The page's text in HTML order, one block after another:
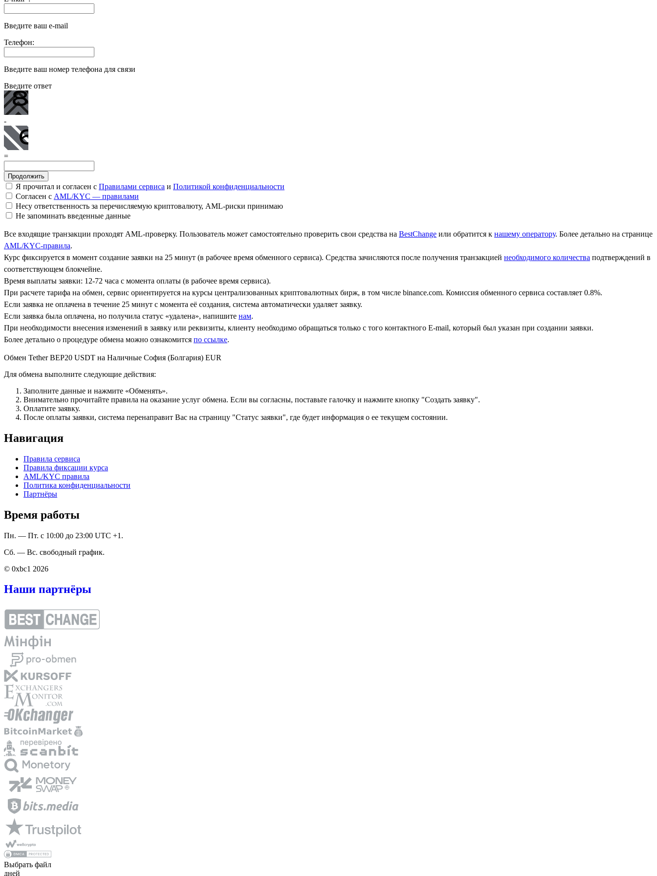
Введите ваш e-mail
Телефон:
Введите ваш номер телефона для связи
Введите ответ
-
=
Я прочитал и согласен с Правилами сервиса и Политикой конфиденциальности
Согласен с AML/KYC — правилами
Несу ответственность за перечисляемую криптовалюту, AML-риски принимаю
Не запоминать введенные данные
Все входящие транзакции проходят AML-проверку. Пользователь может самостоятельно проверить свои средства на BestChange или обратится к нашему оператору. Более детально на странице
AML/KYC-правила.
Курс фиксируется в момент создание заявки на 25 минут (в рабочее время обменного сервиса). Средства зачисляются после получения транзакцией необходимого количества подтверждений в
соответствующем блокчейне.
Время выплаты заявки: 12-72 часа с момента оплаты (в рабочее время сервиса).
При расчете тарифа на обмен, сервис ориентируется на курсы централизованных криптовалютных бирж, в том числе binance.com. Комиссия обменного сервиса составляет 0.8%.
Если заявка не оплачена в течение 25 минут с момента её создания, система автоматически удаляет заявку.
Если заявка была оплачена, но получила статус «удалена», напишите нам.
При необходимости внесения изменений в заявку или реквизиты, клиенту необходимо обращаться только с того контактного Е-mail, который был указан при создании заявки.
Более детально о процедуре обмена можно ознакомится по ссылке.
Обмен Tether BEP20 USDT на Наличные София (Болгария) EUR
Для обмена выполните следующие действия:
Заполните данные и нажмите «Обменять».
Внимательно прочитайте правила на оказание услуг обмена. Если вы согласны, поставьте галочку и нажмите кнопку "Создать заявку".
Оплатите заявку.
После оплаты заявки, система перенаправит Вас на страницу "Статус заявки", где будет информация о ее текущем состоянии.
Навигация
Правила сервиса
Правила фиксации курса
AML/KYC правила
Политика конфиденциальности
Партнёры
Время работы
Пн. — Пт. с 10:00 до 23:00 UTC +1.
Сб. — Вс. свободный график.
© 0xbc1 2026
Наши партнёры
Выбрать файл
дней